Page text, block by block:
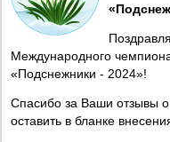
Международного
«Подснежники - 2024»!
Спасибо за Ваши отзывы
оставить в бланке